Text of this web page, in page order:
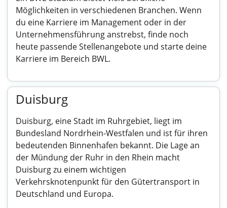
Möglichkeiten in verschiedenen Branchen. Wenn
du eine Karriere im Management oder in der
Unternehmensführung anstrebst, finde noch
heute passende Stellenangebote und starte deine
Karriere im Bereich BWL.
Duisburg
Duisburg, eine Stadt im Ruhrgebiet, liegt im
Bundesland Nordrhein-Westfalen und ist für ihren
bedeutenden Binnenhafen bekannt. Die Lage an
der Mündung der Ruhr in den Rhein macht
Duisburg zu einem wichtigen
Verkehrsknotenpunkt für den Gütertransport in
Deutschland und Europa.